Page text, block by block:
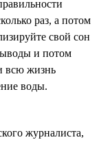
раз, а потом
свой сон
и потом
всю жизнь
воды.
журналиста,